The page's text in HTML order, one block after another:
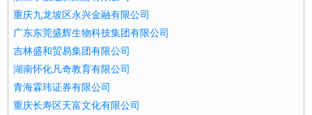
重庆九龙坡区永兴金融有限公司
广东东莞盛辉生物科技集团有限公司
吉林盛和贸易集团有限公司
湖南怀化凡奇教育有限公司
青海霖玮证券有限公司
重庆长寿区天富文化有限公司